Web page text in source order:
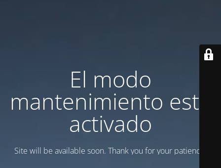
El modo
mantenimiento está
activado
Site will be available soon. Thank you for your patience!